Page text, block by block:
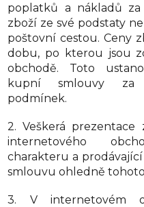
poplatků a nákladů
zboží ze své podstaty
poštovní cestou. Ceny
dobu, po kterou jsou
obchodě. Toto
kupní smlouvy za
podmínek.
2. Veškerá
internetového
charakteru a
smlouvu ohledně
3. V internetovém